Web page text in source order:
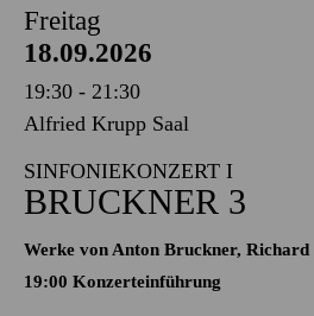
Freitag
18.09.2026
19:30 - 21:30
Alfried Krupp Saal
SINFONIEKONZERT I
BRUCKNER 3
Werke von Anton Bruckner, Richard
19:00 Konzerteinführung